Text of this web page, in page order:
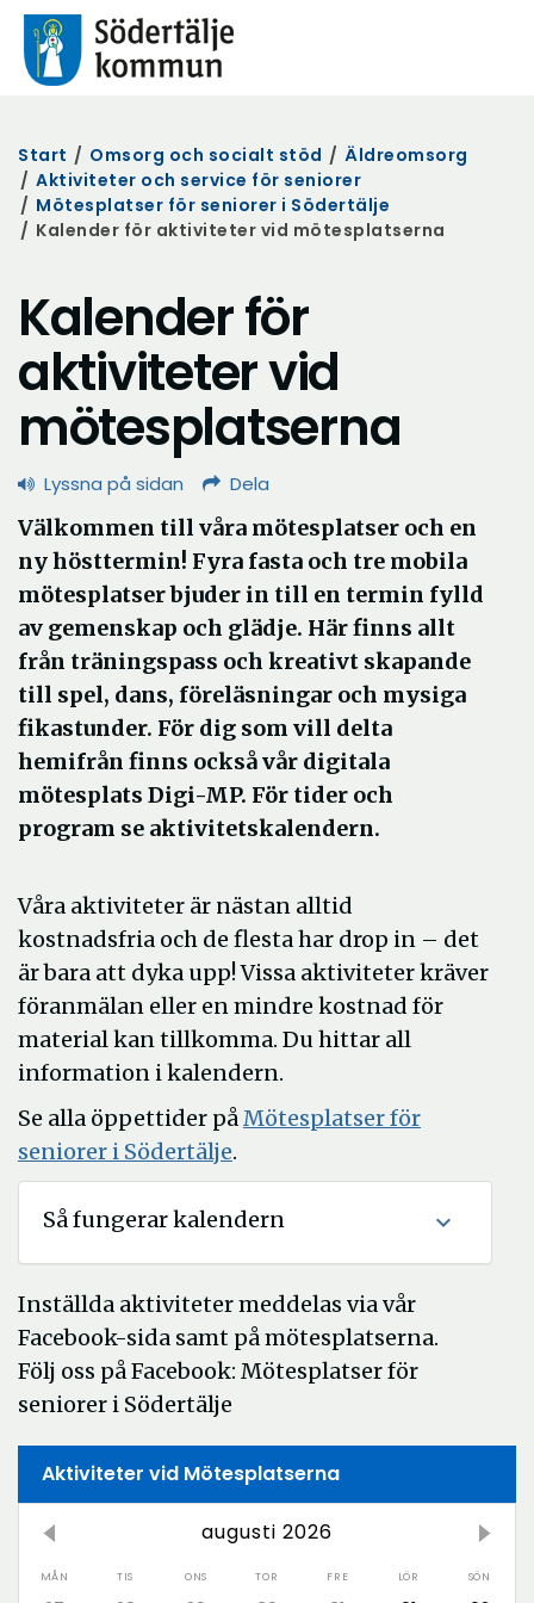
Start / Omsorg och socialt stöd / Äldreomsorg
/ Aktiviteter och service för seniorer
/ Mötesplatser för seniorer i Södertälje
/ Kalender för aktiviteter vid mötesplatserna
Kalender för
aktiviteter vid
mötesplatserna
Lyssna på sidan Dela
Välkommen till våra mötesplatser och en
ny hösttermin! Fyra fasta och tre mobila
mötesplatser bjuder in till en termin fylld
av gemenskap och glädje. Här finns allt
från träningspass och kreativt skapande
till spel, dans, föreläsningar och mysiga
fikastunder. För dig som vill delta
hemifrån finns också vår digitala
mötesplats Digi-MP. För tider och
program se aktivitetskalendern.
Våra aktiviteter är nästan alltid
kostnadsfria och de flesta har drop in – det
är bara att dyka upp! Vissa aktiviteter kräver
föranmälan eller en mindre kostnad för
material kan tillkomma. Du hittar all
information i kalendern.
Se alla öppettider påMötesplatser för
seniorer i Södertälje.
Så fungerar kalendern expand_more
Inställda aktiviteter meddelas via vår
Facebook-sida samt på mötesplatserna.
Följ oss på Facebook: Mötesplatser för
seniorer i Södertälje
Aktiviteter vid Mötesplatserna
augusti 2026
MÅN TIS ONS TOR FRE LÖR SÖN